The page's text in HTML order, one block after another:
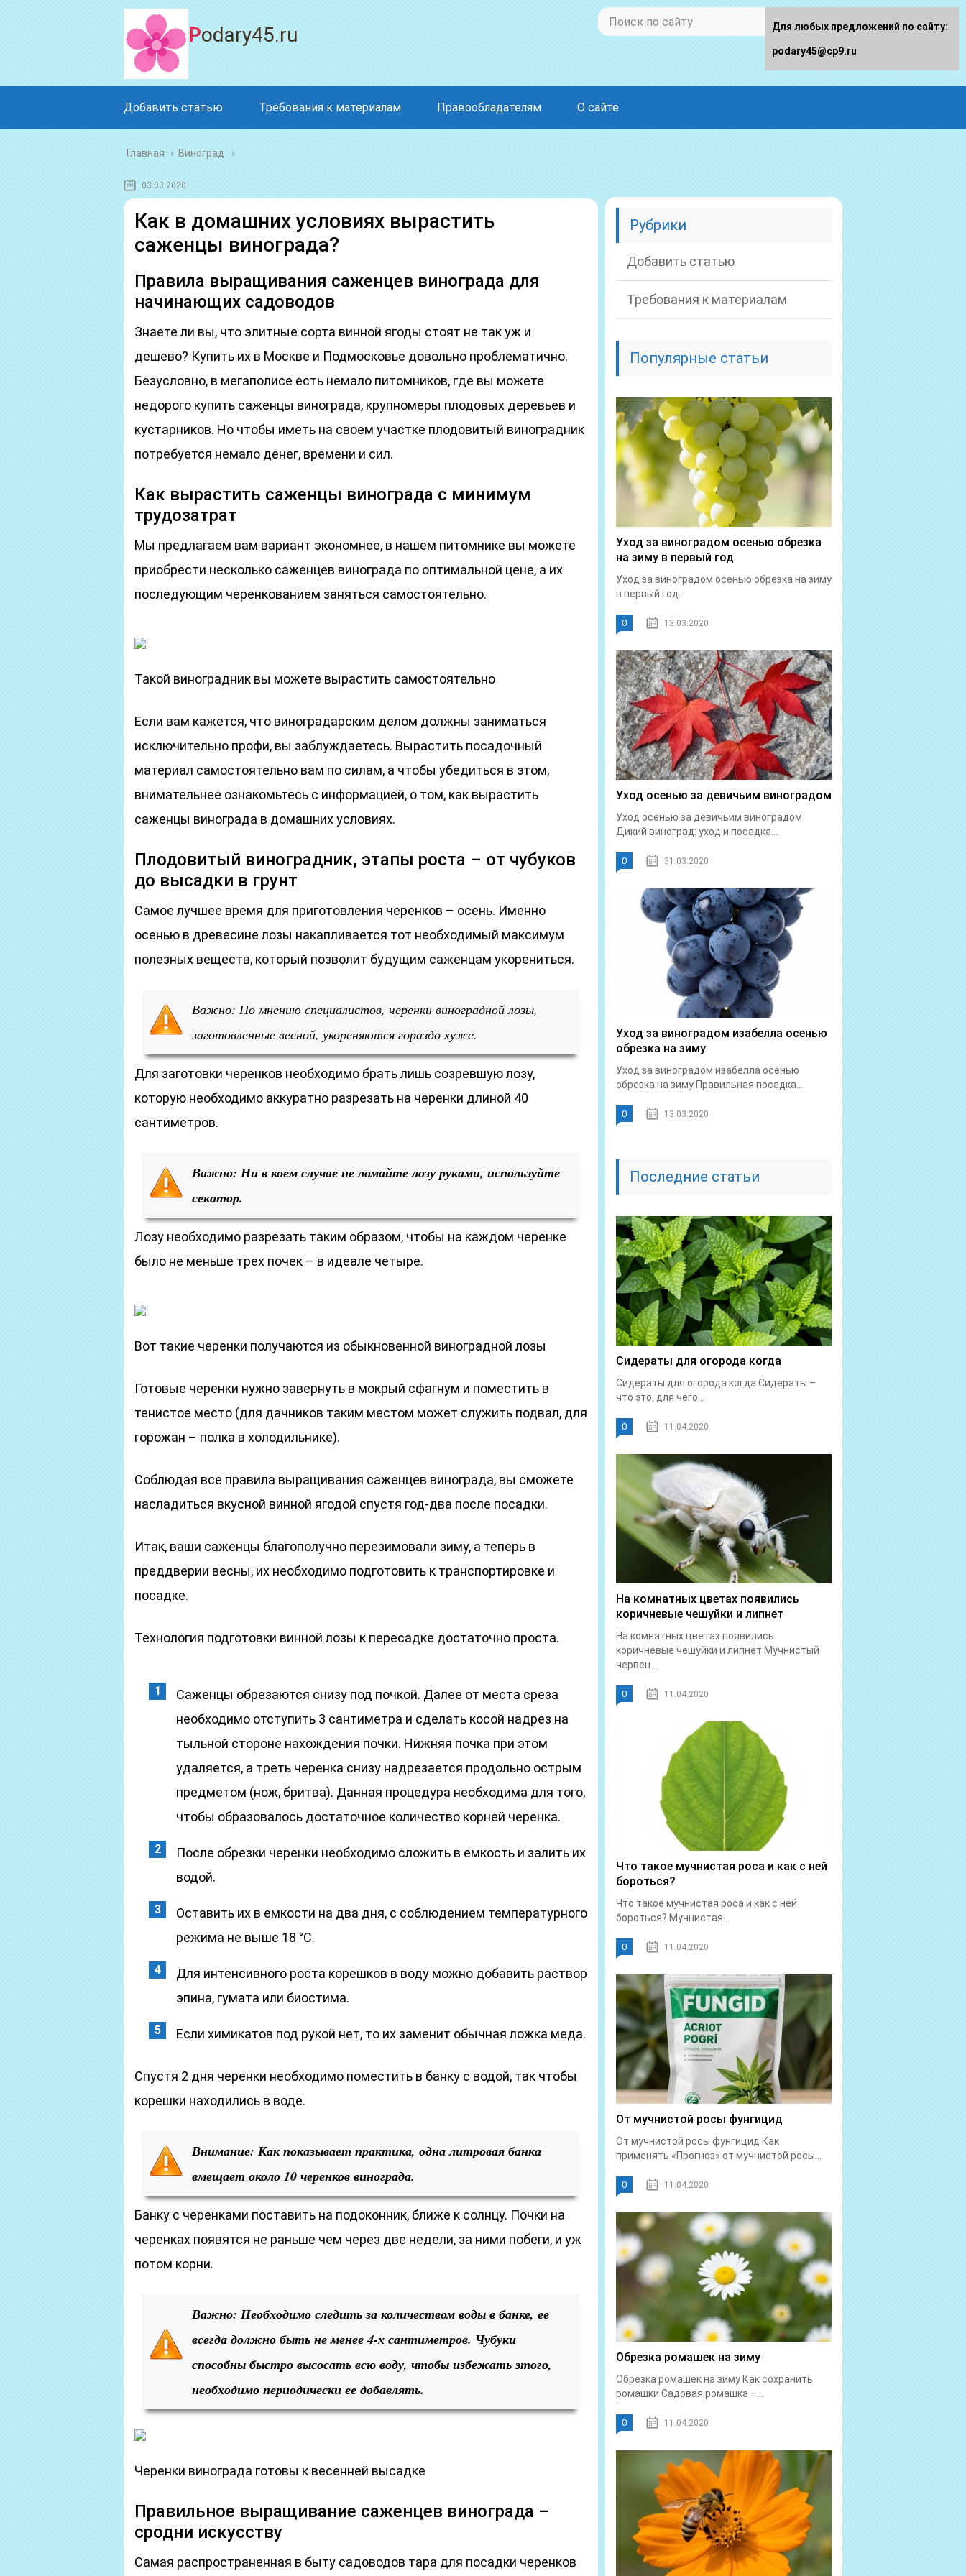
Podary45.ru
Добавить статью Требования к материалам Правообладателям О сайте
Главная › Виноград
03.03.2020
Как в домашних условиях вырастить
саженцы винограда?
Правила выращивания саженцев винограда для
начинающих садоводов
Знаете ли вы, что элитные сорта винной ягоды стоят не так уж и
дешево? Купить их в Москве и Подмосковье довольно проблематично.
Безусловно, в мегаполисе есть немало питомников, где вы можете
недорого купить саженцы винограда, крупномеры плодовых деревьев и
кустарников. Но чтобы иметь на своем участке плодовитый виноградник
потребуется немало денег, времени и сил.
Как вырастить саженцы винограда с минимум
трудозатрат
Мы предлагаем вам вариант экономнее, в нашем питомнике вы можете
приобрести несколько саженцев винограда по оптимальной цене, а их
последующим черенкованием заняться самостоятельно.
Такой виноградник вы можете вырастить самостоятельно
Если вам кажется, что виноградарским делом должны заниматься
исключительно профи, вы заблуждаетесь. Вырастить посадочный
материал самостоятельно вам по силам, а чтобы убедиться в этом,
внимательнее ознакомьтесь с информацией, о том, как вырастить
саженцы винограда в домашних условиях.
Плодовитый виноградник, этапы роста – от чубуков
до высадки в грунт
Самое лучшее время для приготовления черенков – осень. Именно
осенью в древесине лозы накапливается тот необходимый максимум
полезных веществ, который позволит будущим саженцам укорениться.
Важно: По мнению специалистов, черенки виноградной лозы,
заготовленные весной, укореняются гораздо хуже.
Для заготовки черенков необходимо брать лишь созревшую лозу,
которую необходимо аккуратно разрезать на черенки длиной 40
сантиметров.
Важно: Ни в коем случае не ломайте лозу руками, используйте
секатор.
Лозу необходимо разрезать таким образом, чтобы на каждом черенке
было не меньше трех почек – в идеале четыре.
Вот такие черенки получаются из обыкновенной виноградной лозы
Готовые черенки нужно завернуть в мокрый сфагнум и поместить в
тенистое место (для дачников таким местом может служить подвал, для
горожан – полка в холодильнике).
Соблюдая все правила выращивания саженцев винограда, вы сможете
насладиться вкусной винной ягодой спустя год-два после посадки.
Итак, ваши саженцы благополучно перезимовали зиму, а теперь в
преддверии весны, их необходимо подготовить к транспортировке и
посадке.
Технология подготовки винной лозы к пересадке достаточно проста.
Саженцы обрезаются снизу под почкой. Далее от места среза
необходимо отступить 3 сантиметра и сделать косой надрез на
тыльной стороне нахождения почки. Нижняя почка при этом
удаляется, а треть черенка снизу надрезается продольно острым
предметом (нож, бритва). Данная процедура необходима для того,
чтобы образовалось достаточное количество корней черенка.
После обрезки черенки необходимо сложить в емкость и залить их
водой.
Оставить их в емкости на два дня, с соблюдением температурного
режима не выше 18 °С.
Для интенсивного роста корешков в воду можно добавить раствор
эпина, гумата или биостима.
Если химикатов под рукой нет, то их заменит обычная ложка меда.
Спустя 2 дня черенки необходимо поместить в банку с водой, так чтобы
корешки находились в воде.
Внимание: Как показывает практика, одна литровая банка
вмещает около 10 черенков винограда.
Банку с черенками поставить на подоконник, ближе к солнцу. Почки на
черенках появятся не раньше чем через две недели, за ними побеги, и уж
потом корни.
Важно: Необходимо следить за количеством воды в банке, ее
всегда должно быть не менее 4-х сантиметров. Чубуки
способны быстро высосать всю воду, чтобы избежать этого,
необходимо периодически ее добавлять.
Черенки винограда готовы к весенней высадке
Правильное выращивание саженцев винограда –
сродни искусству
Самая распространенная в быту садоводов тара для посадки черенков
Рубрики
Добавить статью
Требования к материалам
Популярные статьи
Уход за виноградом осенью обрезка
на зиму в первый год
Уход за виноградом осенью обрезка на зиму
в первый год...
0 13.03.2020
Уход осенью за девичьим виноградом
Уход осенью за девичьим виноградом
Дикий виноград: уход и посадка...
0 31.03.2020
Уход за виноградом изабелла осенью
обрезка на зиму
Уход за виноградом изабелла осенью
обрезка на зиму Правильная посадка...
0 13.03.2020
Последние статьи
Сидераты для огорода когда
Сидераты для огорода когда Сидераты –
что это, для чего...
0 11.04.2020
На комнатных цветах появились
коричневые чешуйки и липнет
На комнатных цветах появились
коричневые чешуйки и липнет Мучнистый
червец...
0 11.04.2020
Что такое мучнистая роса и как с ней
бороться?
Что такое мучнистая роса и как с ней
бороться? Мучнистая...
0 11.04.2020
От мучнистой росы фунгицид
От мучнистой росы фунгицид Как
применять «Прогноз» от мучнистой росы...
0 11.04.2020
Обрезка ромашек на зиму
Обрезка ромашек на зиму Как сохранить
ромашки Садовая ромашка –...
0 11.04.2020
Для любых предложений по сайту:
podary45@cp9.ru